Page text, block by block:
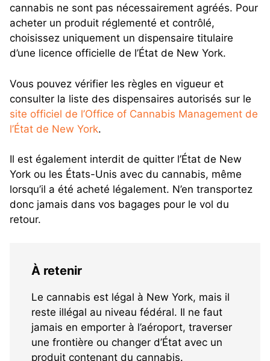
cannabis ne sont pas nécessairement agréés. Pour
acheter un produit réglementé et contrôlé,
choisissez uniquement un dispensaire titulaire
d’une licence officielle de l’État de New York.
Vous pouvez vérifier les règles en vigueur et
consulter la liste des dispensaires autorisés sur le
site officiel de l’Office of Cannabis Management de
l’État de New York.
Il est également interdit de quitter l’État de New
York ou les États-Unis avec du cannabis, même
lorsqu’il a été acheté légalement. N’en transportez
donc jamais dans vos bagages pour le vol du
retour.
À retenir
Le cannabis est légal à New York, mais il
reste illégal au niveau fédéral. Il ne faut
jamais en emporter à l’aéroport, traverser
une frontière ou changer d’État avec un
produit contenant du cannabis.